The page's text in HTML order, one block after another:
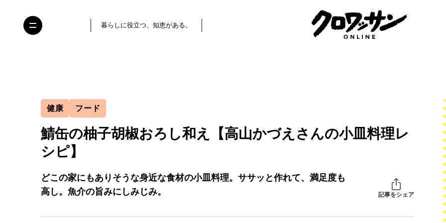
暮らしに役立つ、知恵がある。
健康 フード
鯖缶の柚子胡椒おろし和え【高山かづえさんの小皿料理レ
シピ】
どこの家にもありそうな身近な食材の小皿料理。ササッと作れて、満足度も
高し。魚介の旨みにしみじみ。
記事をシェア